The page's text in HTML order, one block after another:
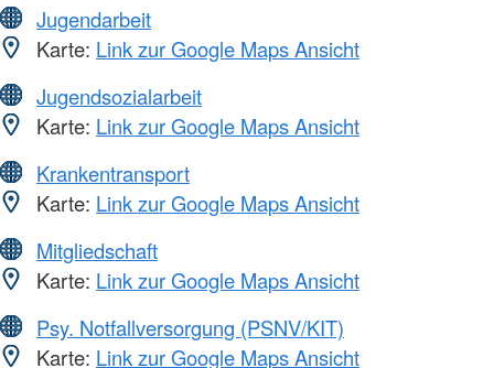
Jugendarbeit
Karte: Link zur Google Maps Ansicht
Jugendsozialarbeit
Karte: Link zur Google Maps Ansicht
Krankentransport
Karte: Link zur Google Maps Ansicht
Mitgliedschaft
Karte: Link zur Google Maps Ansicht
Psy. Notfallversorgung (PSNV/KIT)
Karte: Link zur Google Maps Ansicht